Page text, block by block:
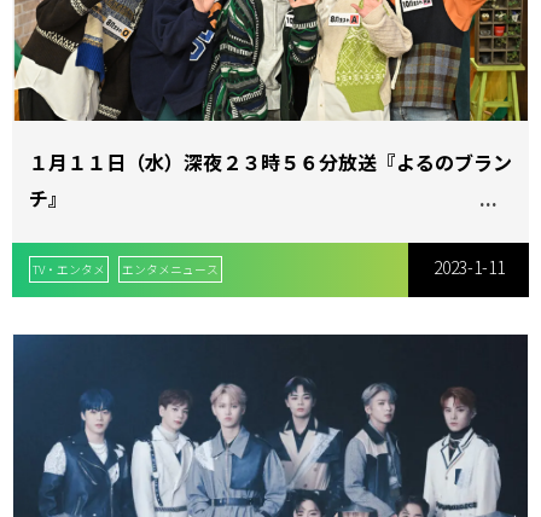
１月１１日（水）深夜２３時５６分放送『よるのブラン
チ』
TV・エンタメ エンタメニュース 2023-1-11